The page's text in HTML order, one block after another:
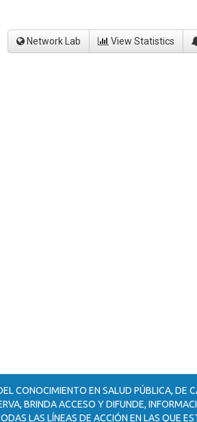
Network Lab View Statistics
CONOCIMIENTO EN SALUD PÚBLICA, DE
BRINDA ACCESO Y DIFUNDE,
LAS LÍNEAS DE ACCIÓN EN LAS QUE